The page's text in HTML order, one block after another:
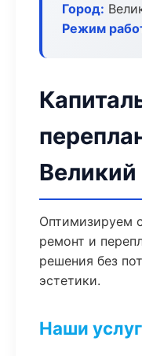
Город:
Режим
Оптимизируем
ремонт и
решения без
эстетики.
Наши